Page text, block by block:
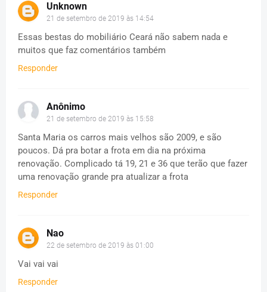
Unknown
21 de setembro de 2019 às 14:54
Essas bestas do mobiliário Ceará não sabem nada e
muitos que faz comentários também
Responder
Anônimo
21 de setembro de 2019 às 15:58
Santa Maria os carros mais velhos são 2009, e são
poucos. Dá pra botar a frota em dia na próxima
renovação. Complicado tá 19, 21 e 36 que terão que fazer
uma renovação grande pra atualizar a frota
Responder
Nao
22 de setembro de 2019 às 01:00
Vai vai vai
Responder